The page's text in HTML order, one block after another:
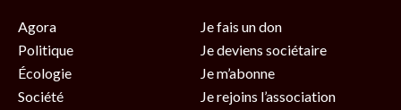
Agora
Politique
Écologie
Société
Je fais un don
Je deviens sociétaire
Je m’abonne
Je rejoins l’association